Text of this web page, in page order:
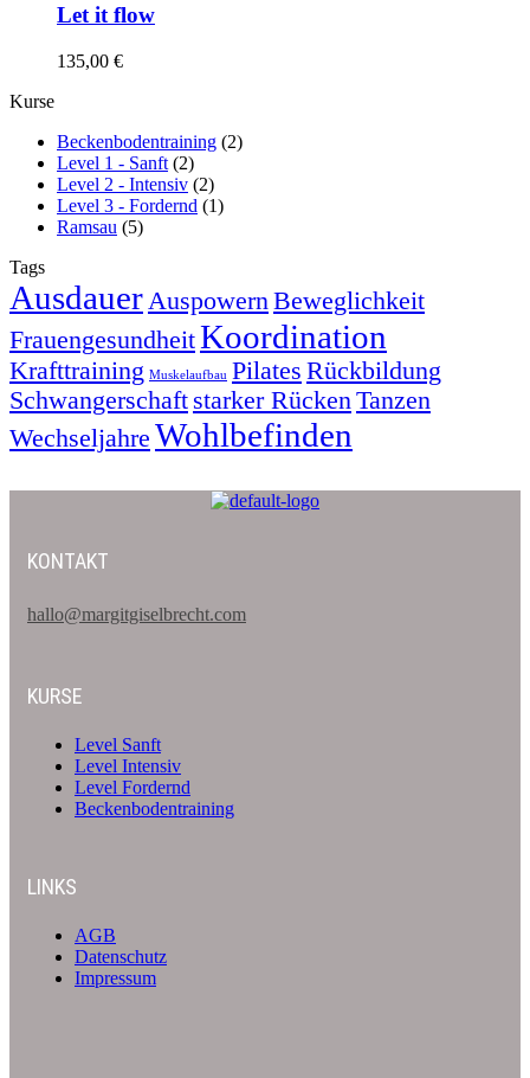
Let it flow
135,00 €
Kurse
Beckenbodentraining (2)
Level 1 - Sanft (2)
Level 2 - Intensiv (2)
Level 3 - Fordernd (1)
Ramsau (5)
Tags
Ausdauer Auspowern Beweglichkeit
FrauengesundheitKoordination
Krafttraining Muskelaufbau Pilates Rückbildung
Schwangerschaft starker Rücken Tanzen
Wechseljahre Wohlbefinden
KONTAKT
hallo@margitgiselbrecht.com
KURSE
Level Sanft
Level Intensiv
Level Fordernd
Beckenbodentraining
LINKS
AGB
Datenschutz
Impressum